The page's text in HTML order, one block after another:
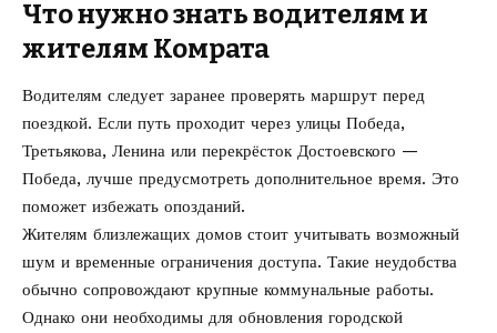
Что нужно знать водителям и
жителям Комрата
Водителям следует заранее проверять маршрут перед
поездкой. Если путь проходит через улицы Победа,
Третьякова, Ленина или перекрёсток Достоевского —
Победа, лучше предусмотреть дополнительное время. Это
поможет избежать опозданий.
Жителям близлежащих домов стоит учитывать возможный
шум и временные ограничения доступа. Такие неудобства
обычно сопровождают крупные коммунальные работы.
Однако они необходимы для обновления городской